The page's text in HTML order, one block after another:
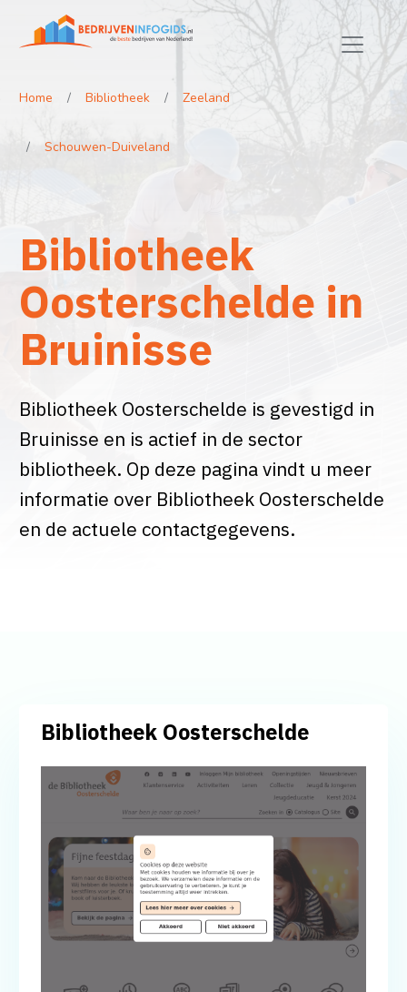
Home Bibliotheek Zeeland
Schouwen-Duiveland
Bibliotheek
Oosterschelde in
Bruinisse
Bibliotheek Oosterschelde is gevestigd in
Bruinisse en is actief in de sector
bibliotheek. Op deze pagina vindt u meer
informatie over Bibliotheek Oosterschelde
en de actuele contactgegevens.
Bibliotheek Oosterschelde